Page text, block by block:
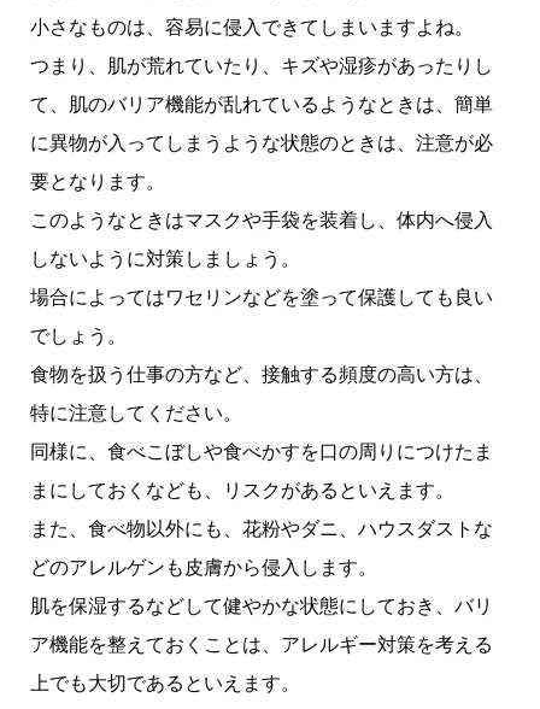
小さなものは、容易に侵入できてしまいますよね。
つまり、肌が荒れていたり、キズや湿疹があったりし
て、肌のバリア機能が乱れているようなときは、簡単
に異物が入ってしまうような状態のときは、注意が必
要となります。
このようなときはマスクや手袋を装着し、体内へ侵入
しないように対策しましょう。
場合によってはワセリンなどを塗って保護しても良い
でしょう。
食物を扱う仕事の方など、接触する頻度の高い方は、
特に注意してください。
同様に、食べこぼしや食べかすを口の周りにつけたま
まにしておくなども、リスクがあるといえます。
また、食べ物以外にも、花粉やダニ、ハウスダストな
どのアレルゲンも皮膚から侵入します。
肌を保湿するなどして健やかな状態にしておき、バリ
ア機能を整えておくことは、アレルギー対策を考える
上でも大切であるといえます。